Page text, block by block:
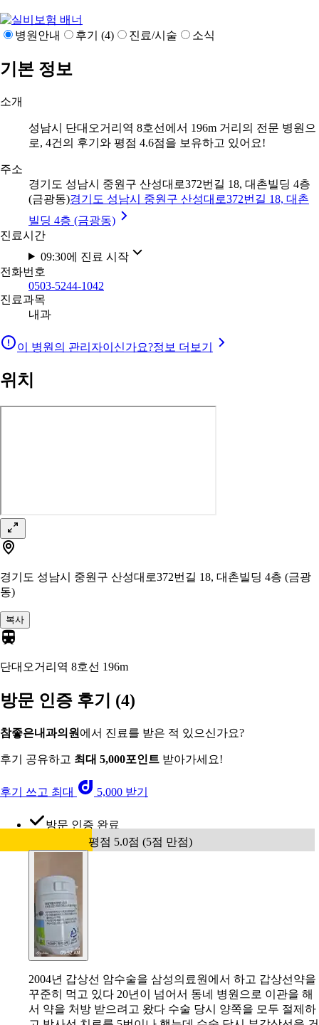
병원안내 후기 (4) 진료/시술 소식
기본 정보
소개
성남시 단대오거리역 8호선에서 196m 거리의 전문 병원으
로, 4건의 후기와 평점 4.6점을 보유하고 있어요!
주소
경기도 성남시 중원구 산성대로372번길 18, 대촌빌딩 4층
(금광동)경기도 성남시 중원구 산성대로372번길 18, 대촌
빌딩 4층 (금광동)
진료시간
09:30에 진료 시작
전화번호
0503-5244-1042
진료과목
내과
이 병원의 관리자이신가요?정보 더보기
위치
경기도 성남시 중원구 산성대로372번길 18, 대촌빌딩 4층 (금광
동)
복사
단대오거리역 8호선 196m
방문 인증 후기 (4)
참좋은내과의원 에서 진료를 받은 적 있으신가요?
후기 공유하고 최대 5,000포인트 받아가세요!
후기 쓰고 최대 5,000 받기
방문 인증 완료
평점 5.0점 (5점 만점)
2004년 갑상선 암수술을 삼성의료원에서 하고 갑상선약을
꾸준히 먹고 있다 20년이 넘어서 동네 병원으로 이관을 해
서 약을 처방 받으려고 왔다 수술 당시 양쪽을 모두 절제하